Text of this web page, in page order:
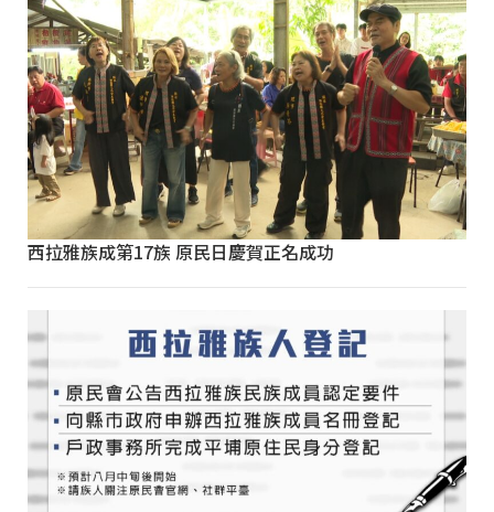
西拉雅族成第17族 原民日慶賀正名成功